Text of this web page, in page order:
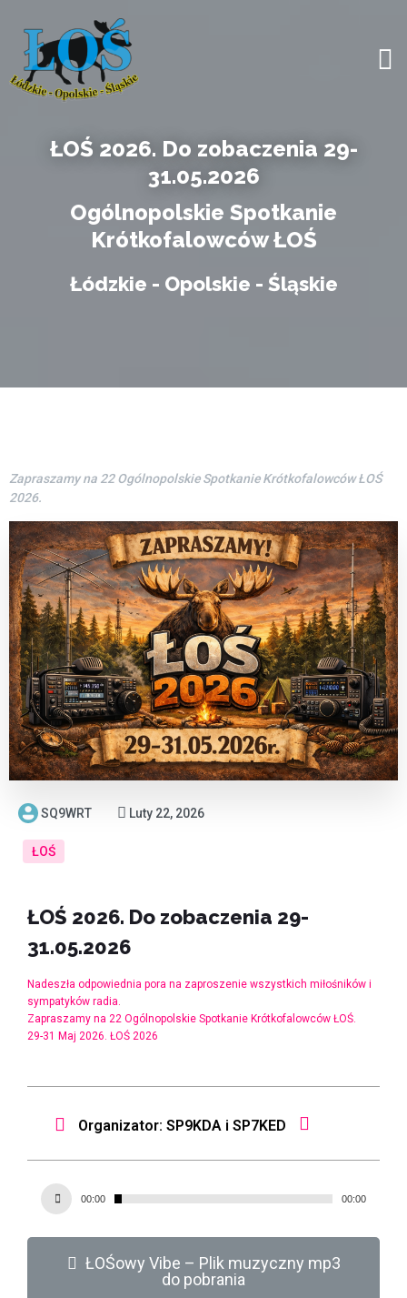
ŁOŚ 2026. Do zobaczenia 29-
31.05.2026
Ogólnopolskie Spotkanie
Krótkofalowców ŁOŚ
Łódzkie - Opolskie - Śląskie
Zapraszamy na 22 Ogólnopolskie Spotkanie Krótkofalowców ŁOŚ
2026.
SQ9WRT Luty 22, 2026
ŁOŚ
ŁOŚ 2026. Do zobaczenia 29-
31.05.2026
Nadeszła odpowiednia pora na zaproszenie wszystkich miłośników i
sympatyków radia.
Zapraszamy na 22 Ogólnopolskie Spotkanie Krótkofalowców ŁOŚ.
29-31 Maj 2026. ŁOŚ 2026
Organizator: SP9KDA i SP7KED
Audio
Player
00:00 00:00
ŁOŚowy Vibe – Plik muzyczny mp3
do pobrania